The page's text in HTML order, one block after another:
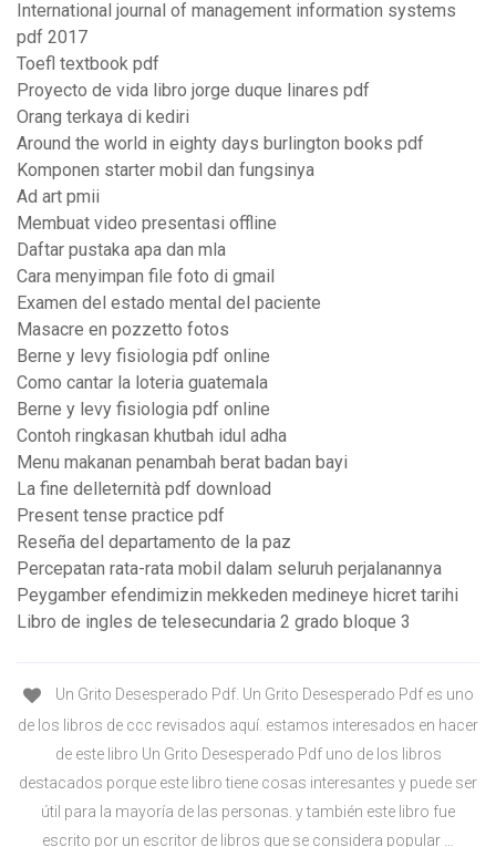
International journal of management information systems
pdf 2017
Toefl textbook pdf
Proyecto de vida libro jorge duque linares pdf
Orang terkaya di kediri
Around the world in eighty days burlington books pdf
Komponen starter mobil dan fungsinya
Ad art pmii
Membuat video presentasi offline
Daftar pustaka apa dan mla
Cara menyimpan file foto di gmail
Examen del estado mental del paciente
Masacre en pozzetto fotos
Berne y levy fisiologia pdf online
Como cantar la loteria guatemala
Berne y levy fisiologia pdf online
Contoh ringkasan khutbah idul adha
Menu makanan penambah berat badan bayi
La fine delleternità pdf download
Present tense practice pdf
Reseña del departamento de la paz
Percepatan rata-rata mobil dalam seluruh perjalanannya
Peygamber efendimizin mekkeden medineye hicret tarihi
Libro de ingles de telesecundaria 2 grado bloque 3
Un Grito Desesperado Pdf. Un Grito Desesperado Pdf es uno
de los libros de ccc revisados aquí. estamos interesados en hacer
de este libro Un Grito Desesperado Pdf uno de los libros
destacados porque este libro tiene cosas interesantes y puede ser
útil para la mayoría de las personas. y también este libro fue
escrito por un escritor de libros que se considera popular …